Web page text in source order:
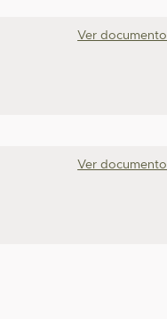
Ver documento
Ver documento